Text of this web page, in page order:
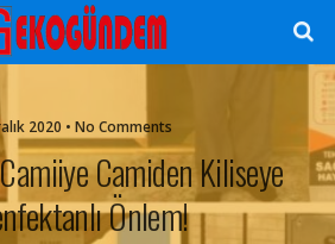
2020 • No Comments
Camiden Kiliseye
Önlem!